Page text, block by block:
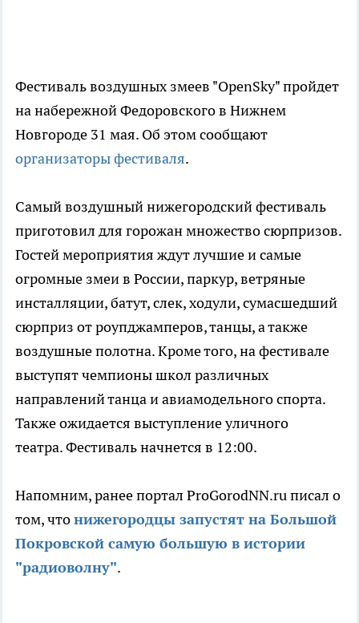
Фестиваль воздушных змеев "OpenSky" пройдет
на набережной Федоровского в Нижнем
Новгороде 31 мая. Об этом сообщают
организаторы фестиваля.
Самый воздушный нижегородский фестиваль
приготовил для горожан множество сюрпризов.
Гостей мероприятия ждут лучшие и самые
огромные змеи в России, паркур, ветряные
инсталляции, батут, слек, ходули, сумасшедший
сюрприз от роупджамперов, танцы, а также
воздушные полотна. Кроме того, на фестивале
выступят чемпионы школ различных
направлений танца и авиамодельного спорта.
Также ожидается выступление уличного
театра. Фестиваль начнется в 12:00.
Напомним, ранее портал ProGorodNN.ru писал о
том, чтонижегородцы запустят на Большой
Покровской самую большую в истории
"радиоволну".